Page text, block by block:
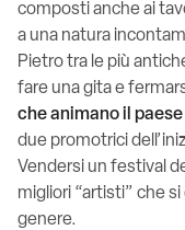
composti anche ai
a una natura
Pietro tra le più
fare una gita e
che animano il
due promotrici
Vendersi un festival
migliori “artisti” che
genere.